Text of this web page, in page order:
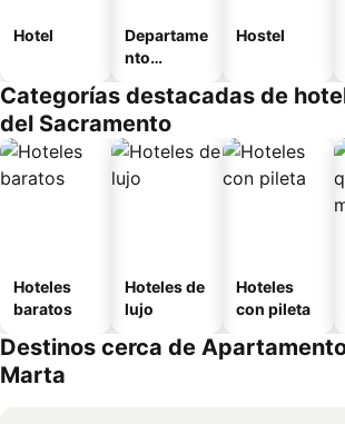
Hotel
Departame
nto
Hostel
Categorías destacadas de
del Sacramento
Hoteles
baratos
Hoteles de
lujo
Hoteles
con pileta
Destinos cerca de
Marta